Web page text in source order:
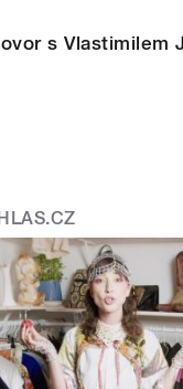
s Vlastimilem